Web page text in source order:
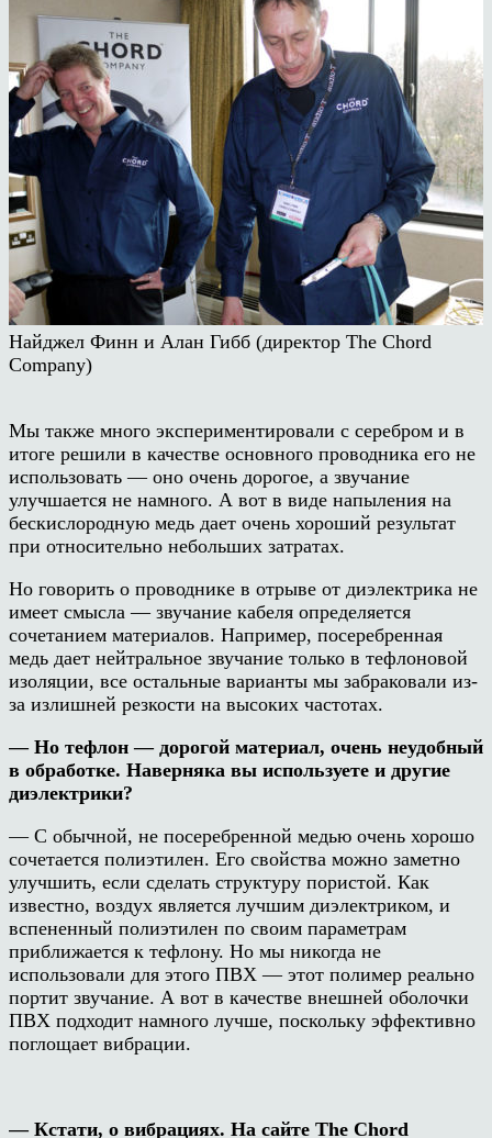
Найджел Финн и Алан Гибб (директор The Chord
Company)
Мы также много экспериментировали с серебром и в
итоге решили в качестве основного проводника его не
использовать — оно очень дорогое, а звучание
улучшается не намного. А вот в виде напыления на
бескислородную медь дает очень хороший результат
при относительно небольших затратах.
Но говорить о проводнике в отрыве от диэлектрика не
имеет смысла — звучание кабеля определяется
сочетанием материалов. Например, посеребренная
медь дает нейтральное звучание только в тефлоновой
изоляции, все остальные варианты мы забраковали из-
за излишней резкости на высоких частотах.
— Но тефлон — дорогой материал, очень неудобный
в обработке. Наверняка вы используете и другие
диэлектрики?
— C обычной, не посеребренной медью очень хорошо
сочетается полиэтилен. Его свойства можно заметно
улучшить, если сделать структуру пористой. Как
известно, воздух является лучшим диэлектриком, и
вспененный полиэтилен по своим параметрам
приближается к тефлону. Но мы никогда не
использовали для этого ПВХ — этот полимер реально
портит звучание. А вот в качестве внешней оболочки
ПВХ подходит намного лучше, поскольку эффективно
поглощает вибрации.
— Кстати, о вибрациях. На сайте The Chord